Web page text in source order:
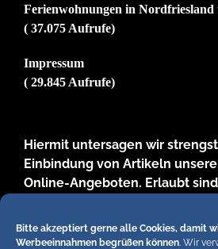
Bitte akzeptiert gerne alle Cookies, damit
Werbeeinnahmen begrüßen können. Wir
Ferienwohnungen in Nordfriesland
( 37.075 Aufrufe)
Impressum
( 29.845 Aufrufe)
Hiermit untersagen wir
Einbindung von Artikeln
Online-Angeboten. Erlaubt
zum ganzen Artikel in unseren
behalten uns bei Verstössen